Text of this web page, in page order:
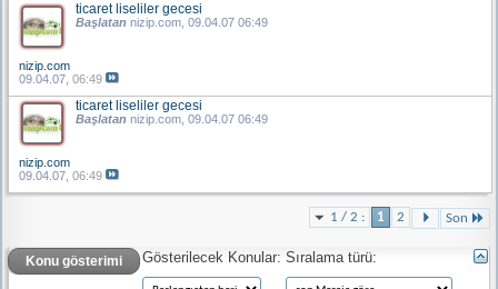
ticaret liseliler gecesi
Başlatan nizip.com , 09.04.07 06:49
nizip.com
09.04.07, 06:49
ticaret liseliler gecesi
Başlatan nizip.com , 09.04.07 06:49
nizip.com
09.04.07, 06:49
1 / 2 : 1 2 Son
Konu gösterimi Gösterilecek Konular: Sıralama türü: